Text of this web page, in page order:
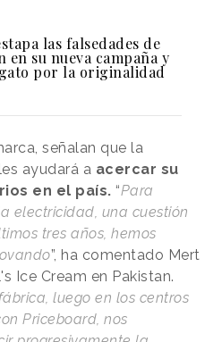
las falsedades de
en su nueva campaña y
por la originalidad
señalan que la
ayudará a acercar su
en el país. “Para
electricidad, una cuestión
tres años, hemos
”, ha comentado Mert
Ice Cream en Pakistan.
luego en los centros
Priceboard, nos